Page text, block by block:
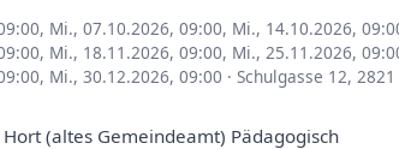
, Mi., 07.10.2026, 09:00, Mi., 14.10.2026,
, Mi., 18.11.2026, 09:00, Mi., 25.11.2026,
, Mi., 30.12.2026, 09:00 · Schulgasse 12, 2821
(altes Gemeindeamt) Pädagogisch